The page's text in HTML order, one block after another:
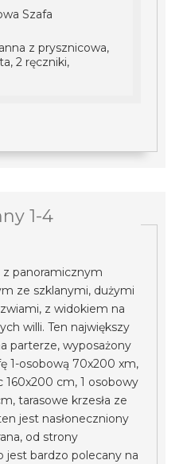
Szafa
z prysznicowa,
2 ręczniki,
1-4
z panoramicznym
ze szklanymi, dużymi
z widokiem na
willi. Ten największy
parterze, wyposażony
1-osobową 70x200 xm,
160x200 cm, 1 osobowy
tarasowe krzesła ze
jest nasłoneczniony
od strony
jest bardzo polecany na